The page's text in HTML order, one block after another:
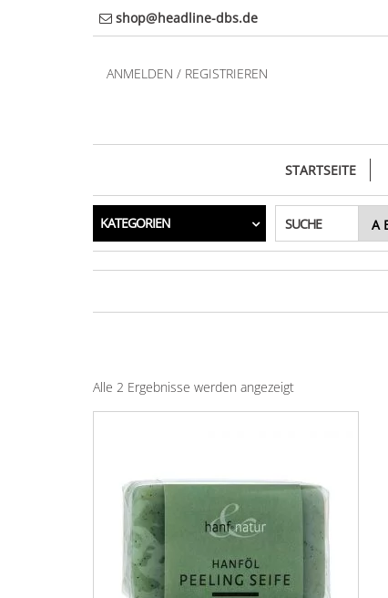
shop@headline-dbs.de
ANMELDEN / REGISTRIEREN
STARTSEITE
KATEGORIEN SUCHE
Alle 2 Ergebnisse werden angezeigt